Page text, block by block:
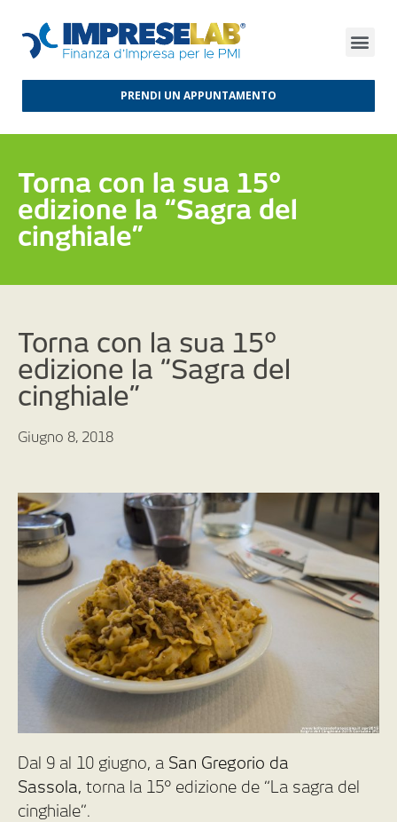
PRENDI UN APPUNTAMENTO
Torna con la sua 15°
edizione la “Sagra del
cinghiale”
Torna con la sua 15°
edizione la “Sagra del
cinghiale”
Giugno 8, 2018
Dal 9 al 10 giugno, a San Gregorio da
Sassola, torna la 15° edizione de “La sagra del
cinghiale”.